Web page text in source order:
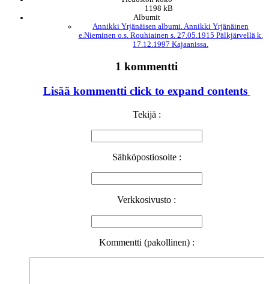
1198 kB
Albumit
Annikki Yrjänäisen albumi. Annikki Yrjänäinen
e.Nieminen o.s. Rouhiainen s. 27.05.1915 Pälkjärvellä k.
17.12.1997 Kajaanissa.
1 kommentti
Lisää kommentti click to expand contents
Tekijä :
Sähköpostiosoite :
Verkkosivusto :
Kommentti (pakollinen) :